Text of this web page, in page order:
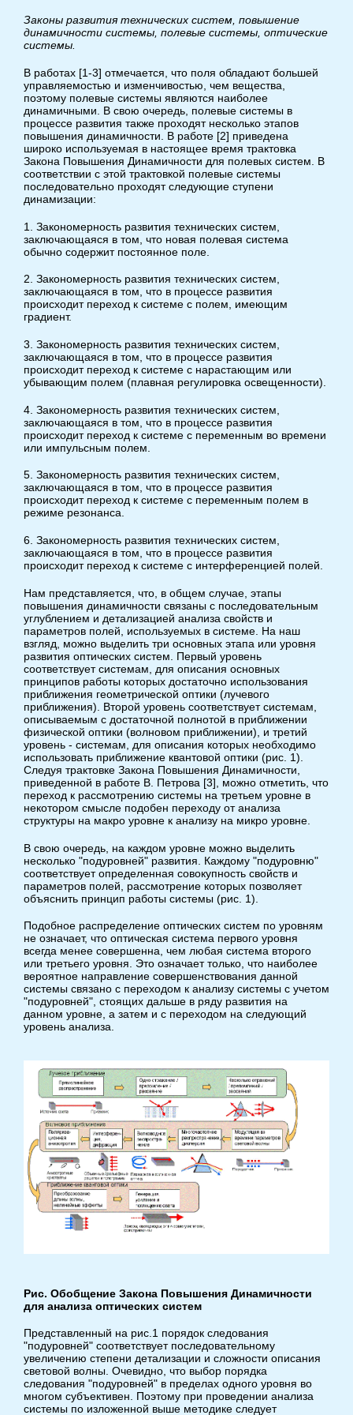
Законы развития технических систем, повышение
динамичности системы, полевые системы, оптические
системы.
В работах [1-3] отмечается, что поля обладают большей
управляемостью и изменчивостью, чем вещества,
поэтому полевые системы являются наиболее
динамичными. В свою очередь, полевые системы в
процессе развития также проходят несколько этапов
повышения динамичности. В работе [2] приведена
широко используемая в настоящее время трактовка
Закона Повышения Динамичности для полевых систем. В
соответствии с этой трактовкой полевые системы
последовательно проходят следующие ступени
динамизации:
1. Закономерность развития технических систем,
заключающаяся в том, что новая полевая система
обычно содержит постоянное поле.
2. Закономерность развития технических систем,
заключающаяся в том, что в процессе развития
происходит переход к системе с полем, имеющим
градиент.
3. Закономерность развития технических систем,
заключающаяся в том, что в процессе развития
происходит переход к системе с нарастающим или
убывающим полем (плавная регулировка освещенности).
4. Закономерность развития технических систем,
заключающаяся в том, что в процессе развития
происходит переход к системе с переменным во времени
или импульсным полем.
5. Закономерность развития технических систем,
заключающаяся в том, что в процессе развития
происходит переход к системе с переменным полем в
режиме резонанса.
6. Закономерность развития технических систем,
заключающаяся в том, что в процессе развития
происходит переход к системе с интерференцией полей.
Нам представляется, что, в общем случае, этапы
повышения динамичности связаны с последовательным
углублением и детализацией анализа свойств и
параметров полей, используемых в системе. На наш
взгляд, можно выделить три основных этапа или уровня
развития оптических систем. Первый уровень
соответствует системам, для описания основных
принципов работы которых достаточно использования
приближения геометрической оптики (лучевого
приближения). Второй уровень соответствует системам,
описываемым с достаточной полнотой в приближении
физической оптики (волновом приближении), и третий
уровень - системам, для описания которых необходимо
использовать приближение квантовой оптики (рис. 1).
Следуя трактовке Закона Повышения Динамичности,
приведенной в работе В. Петрова [3], можно отметить, что
переход к рассмотрению системы на третьем уровне в
некотором смысле подобен переходу от анализа
структуры на макро уровне к анализу на микро уровне.
В свою очередь, на каждом уровне можно выделить
несколько "подуровней" развития. Каждому "подуровню"
соответствует определенная совокупность свойств и
параметров полей, рассмотрение которых позволяет
объяснить принцип работы системы (рис. 1).
Подобное распределение оптических систем по уровням
не означает, что оптическая система первого уровня
всегда менее совершенна, чем любая система второго
или третьего уровня. Это означает только, что наиболее
вероятное направление совершенствования данной
системы связано с переходом к анализу системы с учетом
"подуровней", стоящих дальше в ряду развития на
данном уровне, а затем и с переходом на следующий
уровень анализа.
Рис. Обобщение Закона Повышения Динамичности
для анализа оптических систем
Представленный на рис.1 порядок следования
"подуровней" соответствует последовательному
увеличению степени детализации и сложности описания
световой волны. Очевидно, что выбор порядка
следования "подуровней" в пределах одного уровня во
многом субъективен. Поэтому при проведении анализа
системы по изложенной выше методике следует